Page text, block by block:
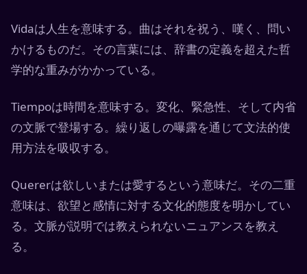
Vidaは人生を意味する。曲はそれを祝う、嘆く、問い
かけるものだ。その言葉には、辞書の定義を超えた哲
学的な重みがかかっている。
Tiempoは時間を意味する。変化、緊急性、そして内省
の文脈で登場する。繰り返しの曝露を通じて文法的使
用方法を吸収する。
Quererは欲しいまたは愛するという意味だ。その二重
意味は、欲望と感情に対する文化的態度を明かしてい
る。文脈が説明では教えられないニュアンスを教え
る。